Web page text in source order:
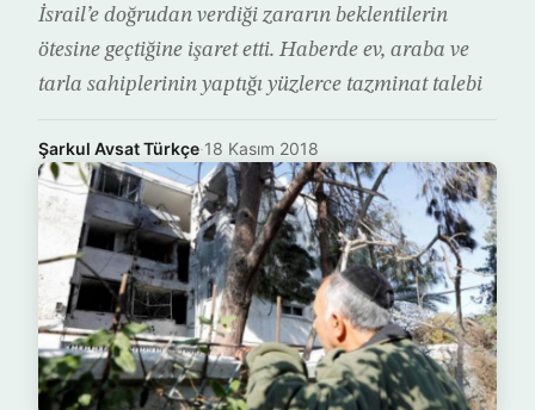
İsrail’e doğrudan verdiği zararın beklentilerin
ötesine geçtiğine işaret etti. Haberde ev, araba ve
tarla sahiplerinin yaptığı yüzlerce tazminat talebi
Şarkul Avsat Türkçe·18 Kasım 2018